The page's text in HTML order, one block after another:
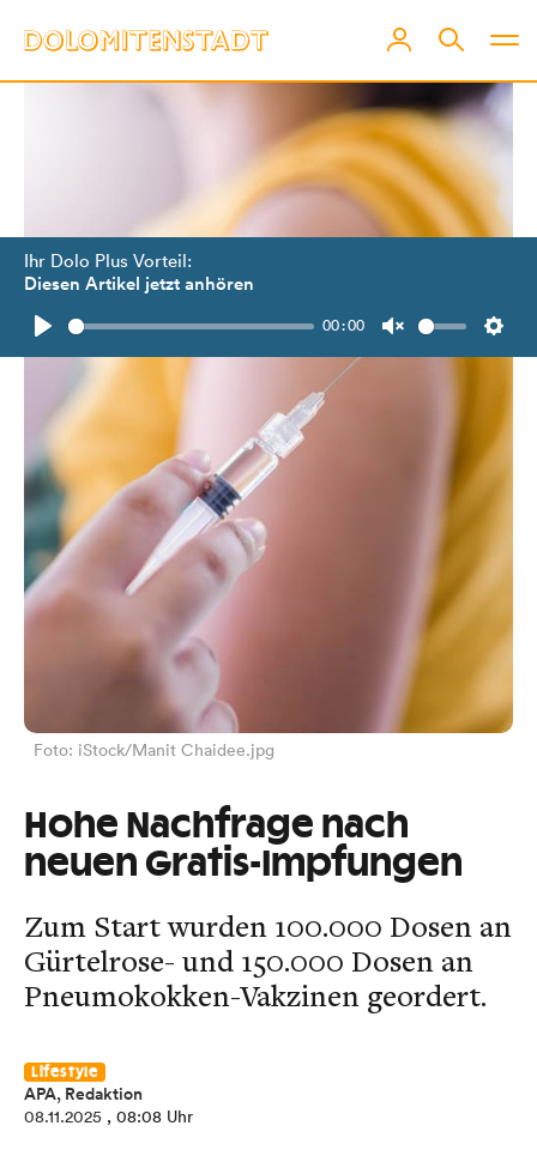
Ihr Dolo Plus Vorteil:
Diesen Artikel jetzt anhören
Play
00:00
Unmute
Foto: iStock/Manit Chaidee.jpg
Hohe Nachfrage nach
neuen Gratis-Impfungen
Zum Start wurden 100.000 Dosen an
Gürtelrose- und 150.000 Dosen an
Pneumokokken-Vakzinen geordert.
Lifestyle
APA, Redaktion
08.11.2025 , 08:08 Uhr